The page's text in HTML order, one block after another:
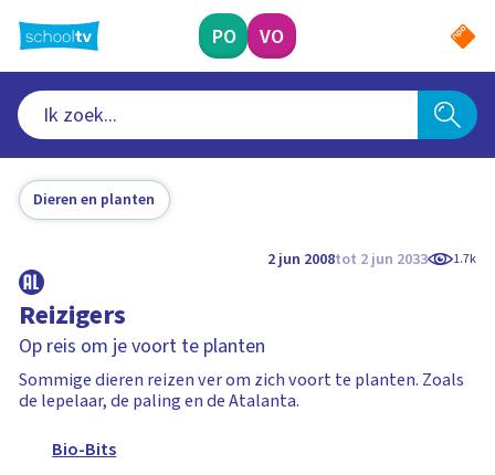
naar
hoofdinhoud
PO VO
Dieren en planten
2 jun 2008tot 2 jun 2033 1.7k
Reizigers
Op reis om je voort te planten
Sommige dieren reizen ver om zich voort te planten. Zoals
de lepelaar, de paling en de Atalanta.
Bio-Bits